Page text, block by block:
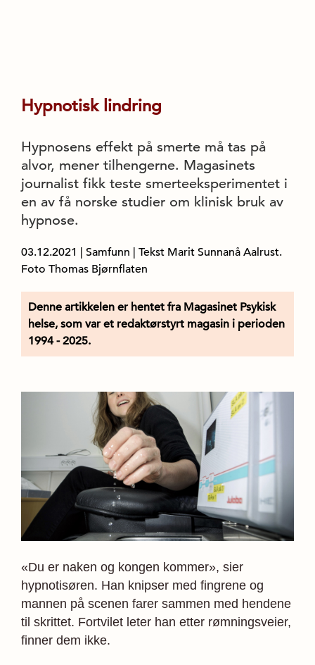
Hypnotisk lindring
Hypnosens effekt på smerte må tas på
alvor, mener tilhengerne. Magasinets
journalist fikk teste smerteeksperimentet i
en av få norske studier om klinisk bruk av
hypnose.
03.12.2021 Samfunn
| Tekst Marit Sunnanå Aalrust.
Foto Thomas Bjørnflaten
Denne artikkelen er hentet fra Magasinet Psykisk
helse, som var et redaktørstyrt magasin i perioden
1994 - 2025.
«Du er naken og kongen kommer», sier
hypnotisøren. Han knipser med fingrene og
mannen på scenen farer sammen med hendene
til skrittet. Fortvilet leter han etter rømningsveier,
finner dem ikke.